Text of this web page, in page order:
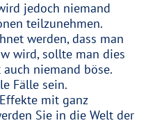
jedoch niemand
teilzunehmen.
werden, dass man
wird, sollte man dies
niemand böse.
Fälle sein.
mit ganz
Sie in die Welt der